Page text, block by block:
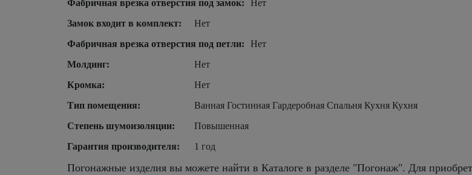
Фабричная врезка отверстия под замок:
Нет
Замок входит в комплект:
Нет
Фабричная врезка отверстия под петли:
Нет
Молдинг:
Нет
Кромка:
Нет
Тип помещения:
Ванная Гостинная Гардеробная Спальня Кухня Кухня
Степень шумоизоляции:
Повышенная
Гарантия производителя:
1 год
Погонажные изделия вы можете найти в Каталоге в разделе "Погонаж". Для